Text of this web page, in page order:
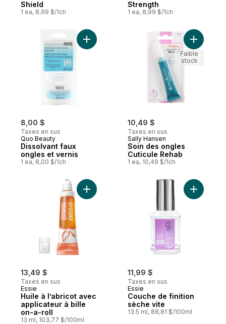
Shield
1 ea, 8,99 $/1ch
Strength
1 ea, 8,99 $/1ch
8,00 $
Taxes en sus
Quo Beauty
Dissolvant faux
ongles et vernis
1 ea, 8,00 $/1ch
Ajouter Dissolvant faux ongles et vernis
10,49 $
Taxes en sus
Sally Hansen
Soin des ongles
Cuticule Rehab
1 ea, 10,49 $/1ch
Ajouter
Faible
stock
13,49 $
Taxes en sus
Essie
Huile à l’abricot avec
applicateur à bille
on-a-roll
13 ml, 103,77 $/100ml
Ajouter Huile à l’abricot avec applicateur
11,99 $
Taxes en sus
Essie
Couche de finition
sèche vite
13.5 ml, 88,81 $/100ml
Ajouter